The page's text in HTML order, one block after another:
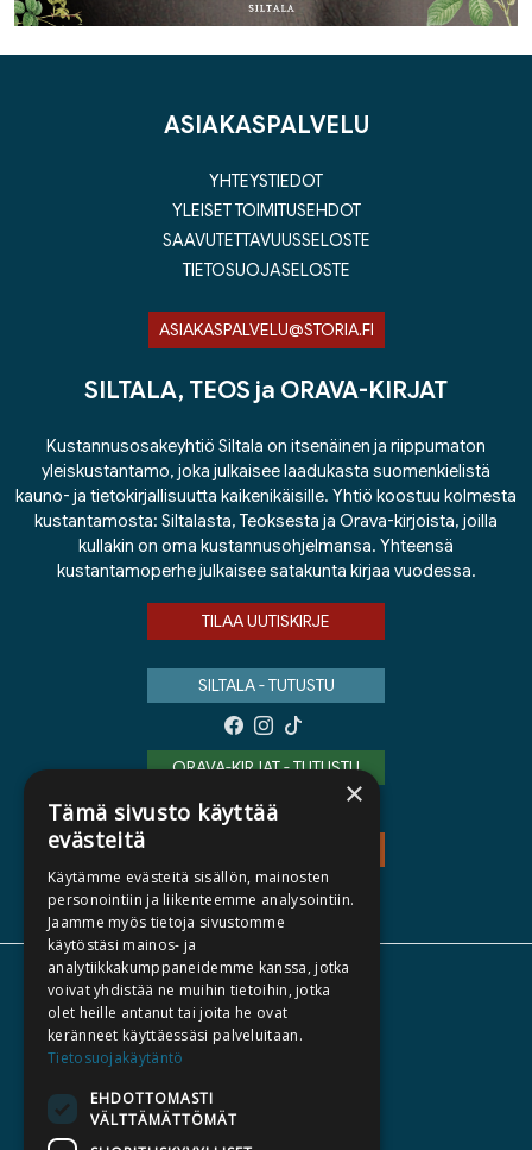
ASIAKASPALVELU
YHTEYSTIEDOT
YLEISET TOIMITUSEHDOT
SAAVUTETTAVUUSSELOSTE
TIETOSUOJASELOSTE
ASIAKASPALVELU@STORIA.FI
SILTALA, TEOS ja ORAVA-KIRJAT
Kustannusosakeyhtiö Siltala on itsenäinen ja riippumaton
yleiskustantamo, joka julkaisee laadukasta suomenkielistä
kauno- ja tietokirjallisuutta kaikenikäisille. Yhtiö koostuu kolmesta
kustantamosta: Siltalasta, Teoksesta ja Orava-kirjoista, joilla
kullakin on oma kustannusohjelmansa. Yhteensä
kustantamoperhe julkaisee satakunta kirjaa vuodessa.
TILAA UUTISKIRJE
SILTALA - TUTUSTU
ORAVA-KIRJAT - TUTUSTU
TIETOA MEISTÄ
TEKIJÄT
AJANKOHTAISTA
×
Tämä sivusto käyttää
evästeitä
Käytämme evästeitä sisällön, mainosten
personointiin ja liikenteemme analysointiin.
Jaamme myös tietoja sivustomme
käytöstäsi mainos- ja
analytiikkakumppaneidemme kanssa, jotka
voivat yhdistää ne muihin tietoihin, jotka
olet heille antanut tai joita he ovat
keränneet käyttäessäsi palveluitaan.
Tietosuojakäytäntö
EHDOTTOMASTI
VÄLTTÄMÄTTÖMÄT